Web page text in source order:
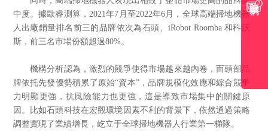
中度。據歐睿測算，2021年7月至2022年6月，全球高端掃地機器
人出廠銷量排名前三的品牌依次為石頭、iRobot Roomba 和科沃
斯，前三名市場份額超過80%。
機構分析認為，激烈的競爭使得市場越來越內卷，而頭部品
牌依托先發優勢積累了原始“資本”，品牌規模化效應和綜合競爭
力明顯更強，抗風險能力也更強，這是導致市場集中的關鍵原
因。比如石頭科技在宏觀環境因素不利的背景下，依然通過策略
調整實現了業績增長，屹立于全球掃地機器人行業第一梯隊。